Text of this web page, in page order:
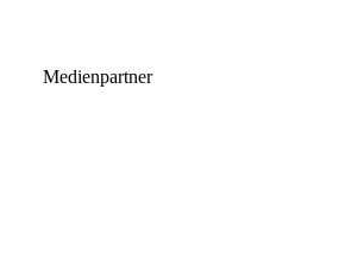
Medienpartner